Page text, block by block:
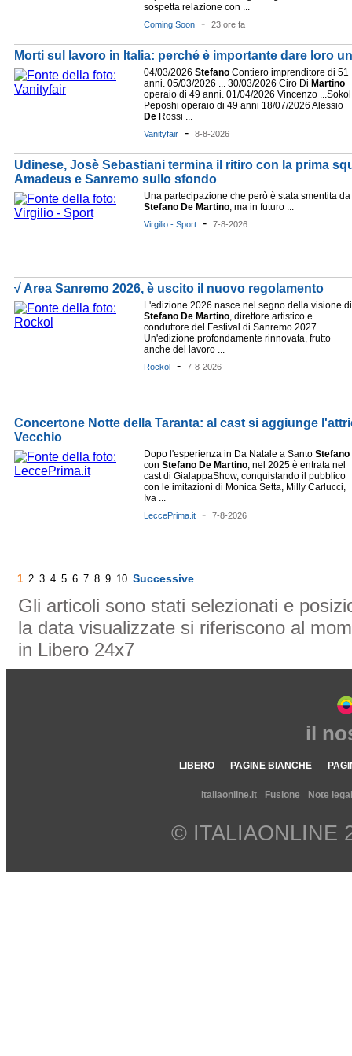
sospetta relazione con ...
Coming Soon - 23 ore fa
Morti sul lavoro in Italia: perché è importante dare loro
04/03/2026 Stefano Contiero imprenditore di 51
anni. 05/03/2026 ... 30/03/2026 Ciro Di Martino
operaio di 49 anni. 01/04/2026 Vincenzo ...Sokol
Peposhi operaio di 49 anni 18/07/2026 Alessio
De Rossi ...
Vanityfair - 8-8-2026
Udinese, Josè Sebastiani termina il ritiro con la prima
Amadeus e Sanremo sullo sfondo
Una partecipazione che però è stata smentita da
Stefano De Martino, ma in futuro ...
Virgilio - Sport - 7-8-2026
√ Area Sanremo 2026, è uscito il nuovo regolamento
L'edizione 2026 nasce nel segno della visione di
Stefano De Martino, direttore artistico e
conduttore del Festival di Sanremo 2027.
Un'edizione profondamente rinnovata, frutto
anche del lavoro ...
Rockol - 7-8-2026
Concertone Notte della Taranta: al cast si aggiunge
Vecchio
Dopo l'esperienza in Da Natale a Santo Stefano
con Stefano De Martino, nel 2025 è entrata nel
cast di GialappaShow, conquistando il pubblico
con le imitazioni di Monica Setta, Milly Carlucci,
Iva ...
LeccePrima.it - 7-8-2026
1 2 3 4 5 6 7 8 9 10 Successive
Gli articoli sono stati selezionati e
la data visualizzate si riferiscono al
in Libero 24x7
il
LIBERO PAGINE BIANCHE
Italiaonline.it Fusione Note
© ITALIAONLINE